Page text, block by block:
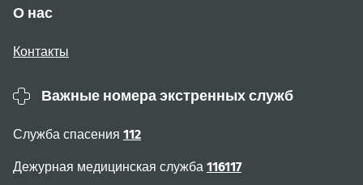
О нас
Контакты
Важные номера экстренных служб
Служба спасения 112
Дежурная медицинская служба 116117